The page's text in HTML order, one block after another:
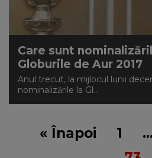
Care sunt
Globurile de Aur 2017
Anul trecut, la mijlocul lunii
nominalizările la Gl...
« Înapoi 1 …